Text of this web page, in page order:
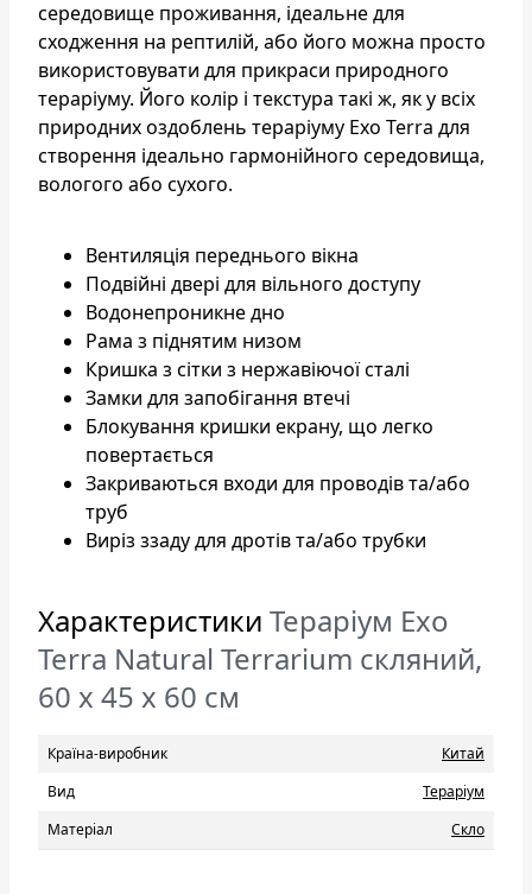
середовище проживання, ідеальне для
сходження на рептилій, або його можна просто
використовувати для прикраси природного
тераріуму. Його колір і текстура такі ж, як у всіх
природних оздоблень тераріуму Exo Terra для
створення ідеально гармонійного середовища,
вологого або сухого.
Вентиляція переднього вікна
Подвійні двері для вільного доступу
Водонепроникне дно
Рама з піднятим низом
Кришка з сітки з нержавіючої сталі
Замки для запобігання втечі
Блокування кришки екрану, що легко
повертається
Закриваються входи для проводів та/або
труб
Виріз ззаду для дротів та/або трубки
Характеристики Тераріум Exo
Terra Natural Terrarium скляний,
60 x 45 x 60 см
Країна-виробник
Китай
Вид
Тераріум
Матеріал
Скло